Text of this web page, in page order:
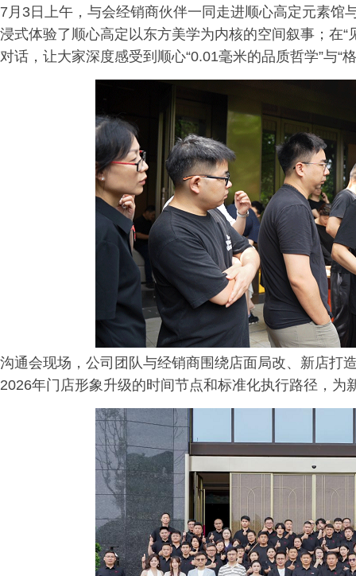
7月3日上午，与会经销商伙伴一同走进顺心高定元素馆
浸式体验了顺心高定以东方美学为内核的空间叙事；在
对话，让大家深度感受到顺心“0.01毫米的品质哲学”与“
沟通会现场，公司团队与经销商围绕店面局改、新店打
2026年门店形象升级的时间节点和标准化执行路径，